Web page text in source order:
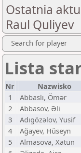
Ostatnia
Raul Quliyev
Search for player
Lista
Nr Nazwisko
1
Abbaslı, Ömər
2
Abbasov, Əli
3
Adıgözəlov, Yusif
4
Ağayev, Hüseyn
5
Almasova, Xatun